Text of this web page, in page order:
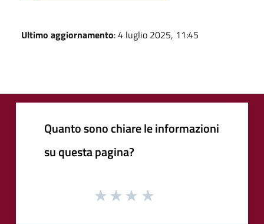
Ultimo aggiornamento: 4 luglio 2025, 11:45
Quanto sono chiare le informazioni
su questa pagina?